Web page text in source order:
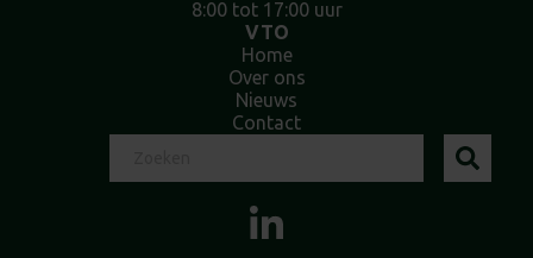
8:00 tot 17:00 uur
VTO
Home
Over ons
Nieuws
Contact